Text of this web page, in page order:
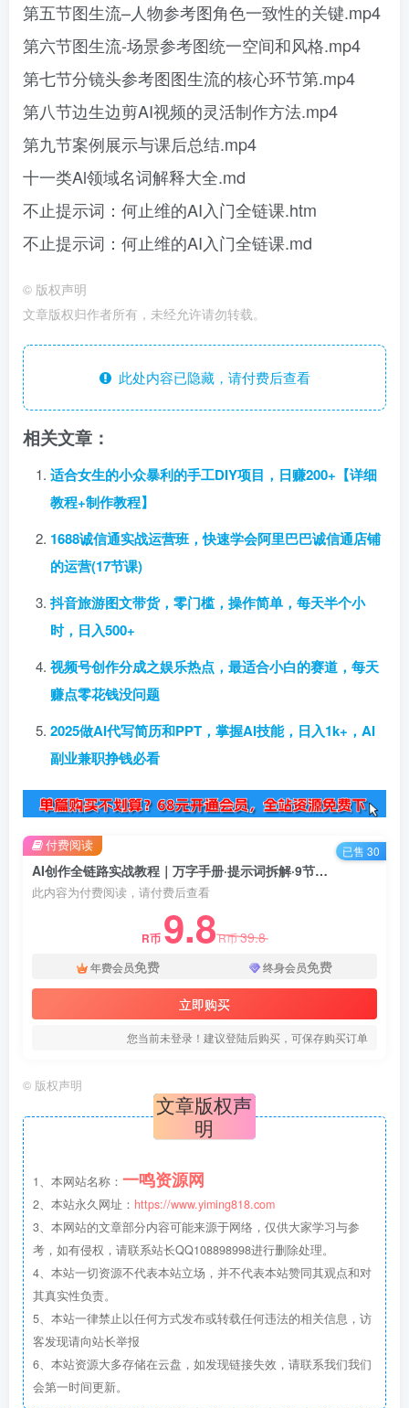
第五节图生流–人物参考图角色一致性的关键.mp4
第六节图生流-场景参考图统一空间和风格.mp4
第七节分镜头参考图图生流的核心环节第.mp4
第八节边生边剪AI视频的灵活制作方法.mp4
第九节案例展示与课后总结.mp4
十一类Al领域名词解释大全.md
不止提示词：何止维的AI入门全链课.htm
不止提示词：何止维的AI入门全链课.md
© 版权声明
文章版权归作者所有，未经允许请勿转载。
此处内容已隐藏，请付费后查看
相关文章：
适合女生的小众暴利的手工DIY项目，日赚200+【详细
教程+制作教程】
1688诚信通实战运营班，快速学会阿里巴巴诚信通店铺
的运营(17节课)
抖音旅游图文带货，零门槛，操作简单，每天半个小
时，日入500+
视频号创作分成之娱乐热点，最适合小白的赛道，每天
赚点零花钱没问题
2025做AI代写简历和PPT，掌握AI技能，日入1k+，AI
副业兼职挣钱必看
AI创作全链路实战教程｜万字手册·提示词拆解·9节工作流课，打造稳定高质量AI视频作品
此内容为付费阅读，请付费后查看
R币 9.8R币39.8
年费会员免费 终身会员免费
立即购买
您当前未登录！建议登陆后购买，可保存购买订单
付费阅读 已售 30
© 版权声明
文章版权声
明
1、本网站名称： 一鸣资源网
2、本站永久网址： https://www.yiming818.com
3、本网站的文章部分内容可能来源于网络，仅供大家学习与参
考，如有侵权，请联系站长QQ108898998进行删除处理。
4、本站一切资源不代表本站立场，并不代表本站赞同其观点和对
其真实性负责。
5、本站一律禁止以任何方式发布或转载任何违法的相关信息，访
客发现请向站长举报
6、本站资源大多存储在云盘，如发现链接失效，请联系我们我们
会第一时间更新。